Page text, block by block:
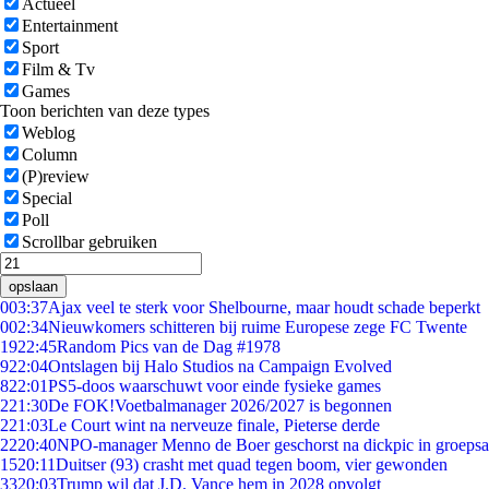
Actueel
Entertainment
Sport
Film & Tv
Games
Toon berichten van deze types
Weblog
Column
(P)review
Special
Poll
Scrollbar gebruiken
opslaan
003:37Ajax veel te sterk voor Shelbourne, maar houdt schade beperkt
002:34Nieuwkomers schitteren bij ruime Europese zege FC Twente
1922:45Random Pics van de Dag #1978
922:04Ontslagen bij Halo Studios na Campaign Evolved
822:01PS5-doos waarschuwt voor einde fysieke games
221:30De FOK!Voetbalmanager 2026/2027 is begonnen
221:03Le Court wint na nerveuze finale, Pieterse derde
2220:40NPO-manager Menno de Boer geschorst na dickpic in
1520:11Duitser (93) crasht met quad tegen boom, vier gewonden
3320:03Trump wil dat J.D. Vance hem in 2028 opvolgt